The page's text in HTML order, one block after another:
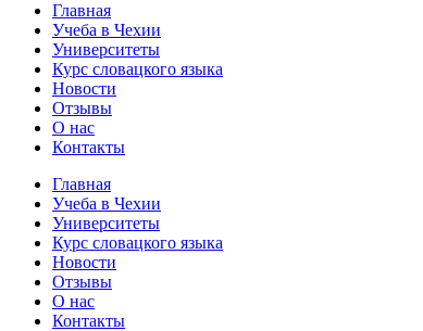
Главная
Учеба в Чехии
Университеты
Курс словацкого языка
Новости
Отзывы
О нас
Контакты
Главная
Учеба в Чехии
Университеты
Курс словацкого языка
Новости
Отзывы
О нас
Контакты